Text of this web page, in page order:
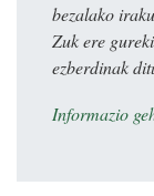
bezalako
Zuk ere
ezberdinak
Informazio